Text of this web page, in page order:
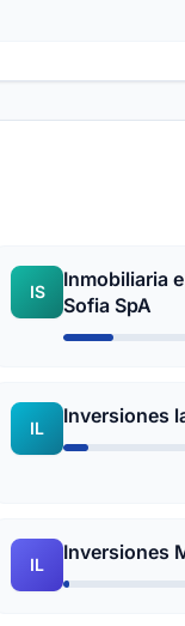
IS
Inmobiliaria
Sofia SpA
IL
Inversiones
IL
Inversiones